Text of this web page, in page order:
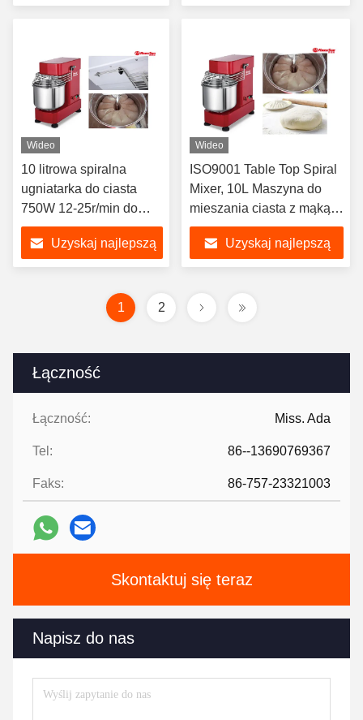
Łączność
Łączność: Miss. Ada
Tel: 86--13690769367
Faks: 86-757-23321003
Skontaktuj się teraz
Napisz do nas
Wideo
10 litrowa spiralna
ugniatarka do ciasta
750W 12-25r/min do
sklepu z chlebem
Uzyskaj najlepszą
Wideo
ISO9001 Table Top Spiral
Mixer, 10L Maszyna do
mieszania ciasta z mąką 5
kg do pieczenia
Uzyskaj najlepszą
1 2